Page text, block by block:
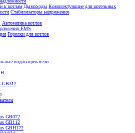
к котлам Дымоходы Комплектующие для котельных
Стабилизаторы напряжения
Автоматика котлов
EMS
Горелки для котлов
водонагреватели
GB312
GB072
GB112
GBH172